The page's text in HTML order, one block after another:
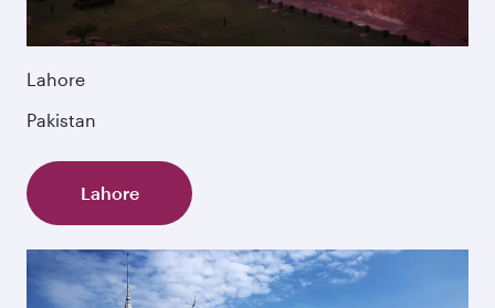
Lahore
Pakistan
Lahore